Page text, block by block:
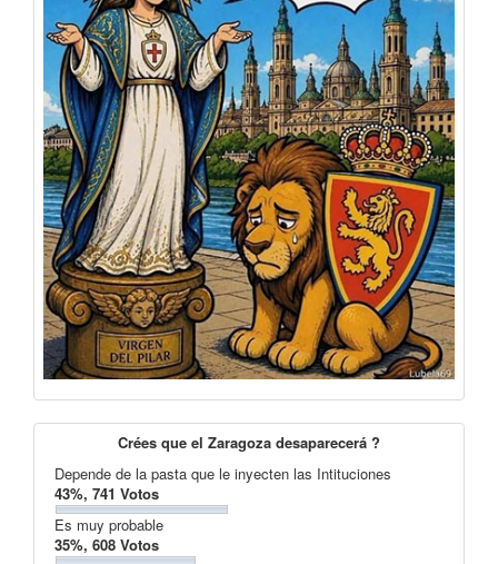
Crées que el Zaragoza desaparecerá ?
Depende de la pasta que le inyecten las Intituciones
43%, 741 Votos
Es muy probable
35%, 608 Votos